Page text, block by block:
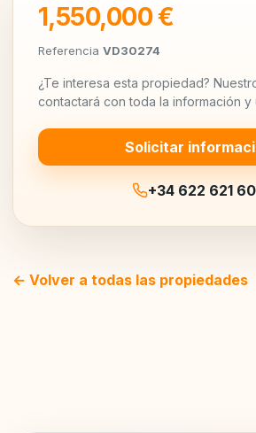
1,550,000 €
Referencia VD30274
¿Te interesa esta propiedad?
contactará con toda la información y
Solicitar
+34 622 621
← Volver a todas las propiedades